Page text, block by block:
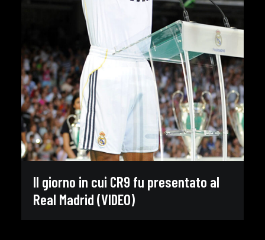
Il giorno in cui CR9 fu presentato al
Real Madrid (VIDEO)